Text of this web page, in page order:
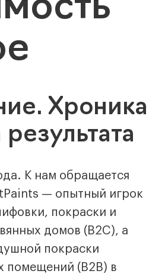
Хроника
К нам обращается
— опытный игрок
покраски и
домов (B2C), а
покраски
помещений (B2B) в